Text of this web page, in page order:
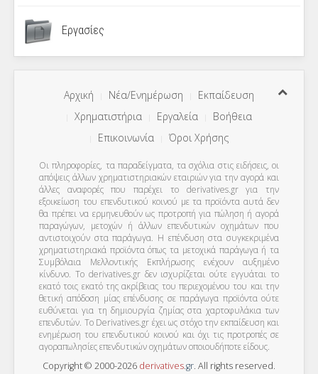
Εργασίες
Αρχική Νέα/Ενημέρωση
Εκπαίδευση
Χρηματιστήρια
Εργαλεία
Βοήθεια
Επικοινωνία
Όροι Χρήσης
Οι πληροφορίες, τα παραδείγματα, τα σχόλια στις ειδήσεις, οι
απόψεις άλλων χρηματιστηριακών εταιριών για την αγορά και
άλλες αναφορές που παρέχει το derivatives.gr για την
εξοικείωση του επενδυτικού κοινού με τα προϊόντα αυτά δεν
θα πρέπει να ερμηνευθούν ως προτροπή για πώληση ή αγορά
παραγώγων, μετοχών ή άλλων επενδυτικών οχημάτων που
αντιστοιχούν στα παράγωγα. Η επένδυση στα συγκεκριμένα
χρηματιστηριακά προϊόντα όπως τα μετοχικά παράγωγα ή τα
Συμβόλαια Μελλοντικής Εκπλήρωσης ενέχουν αυξημένο
κίνδυνο. Το derivatives.gr δεν ισχυρίζεται ούτε εγγυάται το
εκατό τοις εκατό της ακρίβειας του περιεχομένου του και την
θετική απόδοση μίας επένδυσης σε παράγωγα προϊόντα ούτε
ευθύνεται για τη δημιουργία ζημίας στα χαρτοφυλάκια των
επενδυτών. To Derivatives.gr έχει ως στόχο την εκπαίδευση και
ενημέρωση του επενδυτικού κοινού και όχι τις προτροπές σε
αγοραπωλησίες επενδυτικών οχημάτων οποιουδήποτε είδους.
Copyright © 2000-2026 derivatives.gr. All rights reserved.